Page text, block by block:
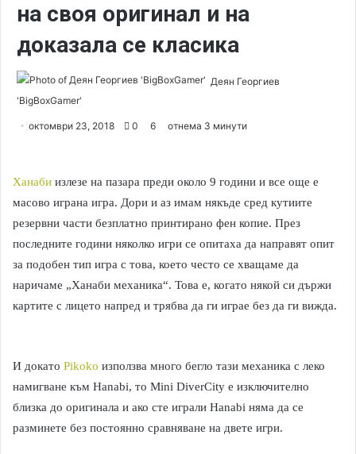
на своя оригинал и на
доказала се класика
Деян Георгиев
'BigBoxGamer'
e
a
i
l
октомври 23, 2018 0 6 отнема 3 минути
Ханаби излезе на пазара преди около 9 години и все още е
масово играна игра. Дори и аз имам някъде сред кутиите
резервни части безплатно принтирано фен копие. През
последните години няколко игри се опитаха да направят опит
за подобен тип игра с това, което често се хващаме да
наричаме „Ханаби механика“. Това е, когато някой си държи
картите с лицето напред и трябва да ги играе без да ги вижда.
И докато Pikoko използва много бегло тази механика с леко
намигване към Hanabi, то Mini DiverCity е изключително
близка до оригинала и ако сте играли Hanabi няма да се
разминете без постоянно сравняване на двете игри.